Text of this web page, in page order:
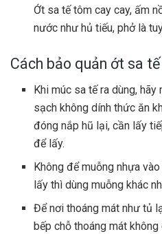
Ớt sa tế tôm cay cay, ấm
nước như hủ tiếu, phở là
Cách bảo quản ớt sa tế
Khi múc sa tế ra dùng,
sạch không dính thức ăn
đóng nắp hũ lại, cần lấy
để lấy.
Không để muỗng nhựa
lấy thì dùng muỗng khác
Để nơi thoáng mát như tủ
bếp chỗ thoáng mát